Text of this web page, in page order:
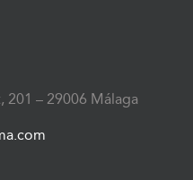
201 – 29006 Málaga